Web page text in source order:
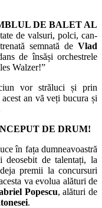
DE BALET AL
de valsuri, polci, can-
semnată de Vlad
de însăși orchestrele
Walzer!”
vor străluci și prin
an vă veți bucura și
DE DRUM!
în fața dumneavoastră
de talentați, la
premii la concursuri
va evolua alături de
Popescu, alături de
.